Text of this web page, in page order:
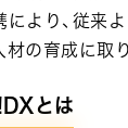
より、従来
の育成に取
とは